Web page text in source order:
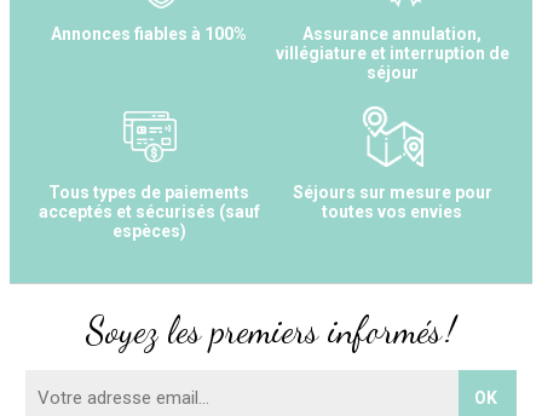
Annonces fiables à 100%
Assurance annulation,
villégiature et interruption de
séjour
Tous types de paiements
acceptés et sécurisés (sauf
espèces)
Séjours sur mesure pour
toutes vos envies
Soyez les premiers informés !